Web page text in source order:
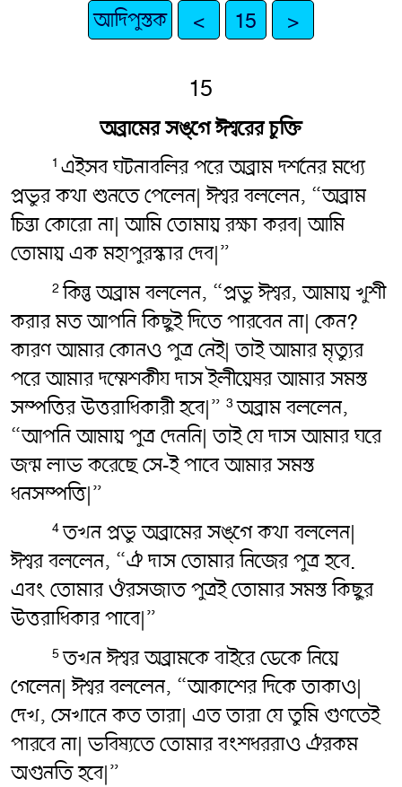
আদিপুস্তক < 15 >
15
অব্রামের সঙ্গে ঈশ্বরের চুক্তি
1 এইসব ঘটনাবলির পরে অব্রাম দর্শনের মধ্যে
প্রভুর কথা শুনতে পেলেন| ঈশ্বর বললেন, “অব্রাম
চিন্তা কোরো না| আমি তোমায় রক্ষা করব| আমি
তোমায় এক মহাপুরস্কার দেব|”
2কিন্তু অব্রাম বললেন, “প্রভু ঈশ্বর, আমায় খুশী
করার মত আপনি কিছুই দিতে পারবেন না| কেন?
কারণ আমার কোনও পুত্র নেই| তাই আমার মৃত্যুর
পরে আমার দম্মেশকীয দাস ইলীয়েষর আমার সমস্ত
সম্পত্তির উত্তরাধিকারী হবে|” 3অব্রাম বললেন,
“আপনি আমায় পুত্র দেননি| তাই যে দাস আমার ঘরে
জন্ম লাভ করেছে সে-ই পাবে আমার সমস্ত
ধনসম্পত্তি|”
4তখন প্রভু অব্রামের সঙ্গে কথা বললেন|
ঈশ্বর বললেন, “ঐ দাস তোমার নিজের পুত্র হবে.
এবং তোমার ঔরসজাত পুত্রই তোমার সমস্ত কিছুর
উত্তরাধিকার পাবে|”
5তখন ঈশ্বর অব্রামকে বাইরে ডেকে নিয়ে
গেলেন| ঈশ্বর বললেন, “আকাশের দিকে তাকাও|
দেখ, সেখানে কত তারা| এত তারা যে তুমি গুণতেই
পারবে না| ভবিষ্যতে তোমার বংশধররাও ঐরকম
অগুনতি হবে|”